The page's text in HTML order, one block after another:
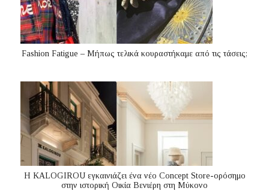
Fashion Fatigue – Μήπως τελικά κουραστήκαμε από τις τάσεις;
Η KALOGIROU εγκαινιάζει ένα νέο Concept Store-ορόσημο
στην ιστορική Οικία Βενιέρη στη Μύκονο